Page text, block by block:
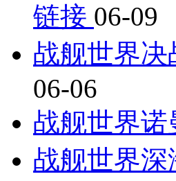
链接 06-09
战舰世界
06-06
战舰世界
战舰世界